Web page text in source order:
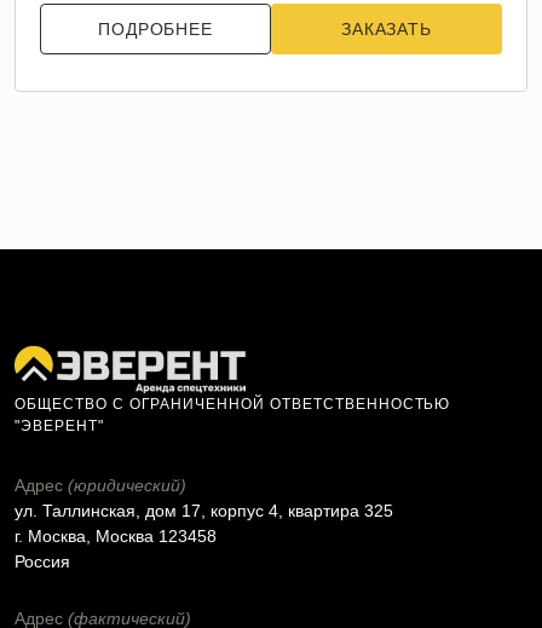
ПОДРОБНЕЕ ЗАКАЗАТЬ
ОБЩЕСТВО С ОГРАНИЧЕННОЙ ОТВЕТСТВЕННОСТЬЮ
"ЭВЕРЕНТ"
Адрес (юридический)
ул. Таллинская, дом 17, корпус 4, квартира 325
г. Москва, Москва 123458
Россия
Адрес (фактический)